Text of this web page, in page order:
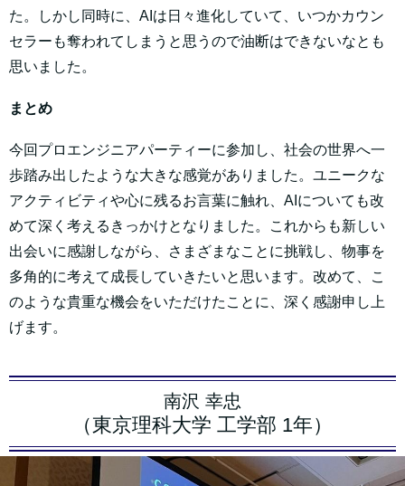
た。しかし同時に、AIは日々進化していて、いつかカウン
セラーも奪われてしまうと思うので油断はできないなとも
思いました。
まとめ
今回プロエンジニアパーティーに参加し、社会の世界へ一
歩踏み出したような大きな感覚がありました。ユニークな
アクティビティや心に残るお言葉に触れ、AIについても改
めて深く考えるきっかけとなりました。これからも新しい
出会いに感謝しながら、さまざまなことに挑戦し、物事を
多角的に考えて成長していきたいと思います。改めて、こ
のような貴重な機会をいただけたことに、深く感謝申し上
げます。
南沢 幸忠
（東京理科大学 工学部 1年）